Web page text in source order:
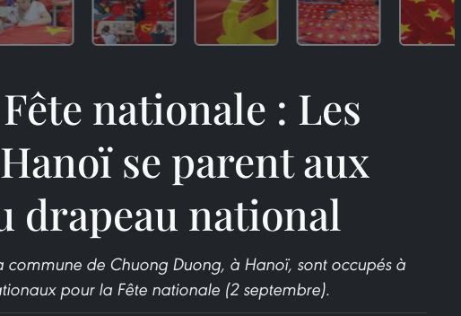
nationale : Les
se parent aux
drapeau national
commune de Chuong Duong, à Hanoï, sont occupés à
pour la Fête nationale (2 septembre).